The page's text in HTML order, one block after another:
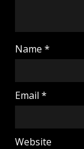
Name *
Email *
Website